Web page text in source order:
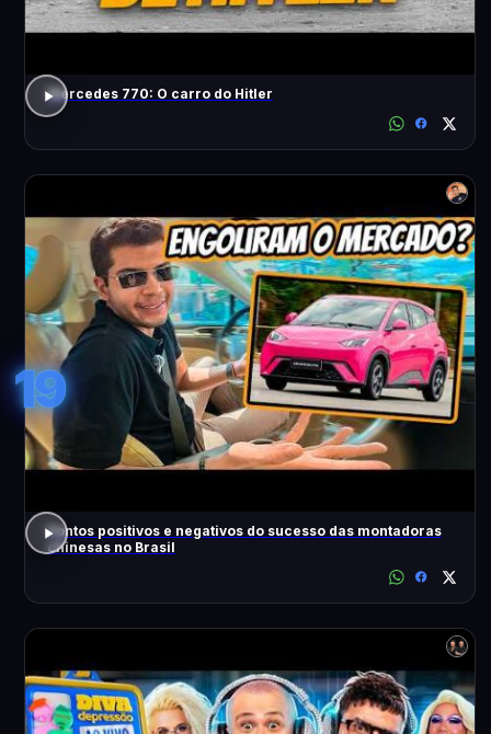
Mercedes 770: O carro do Hitler
19
Pontos positivos e negativos do sucesso das montadoras
chinesas no Brasil